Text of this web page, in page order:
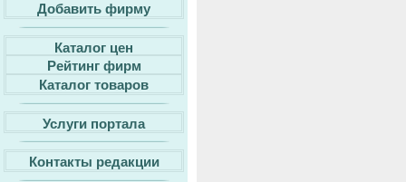
Добавить фирму
Каталог цен
Рейтинг фирм
Каталог товаров
Услуги портала
Контакты редакции